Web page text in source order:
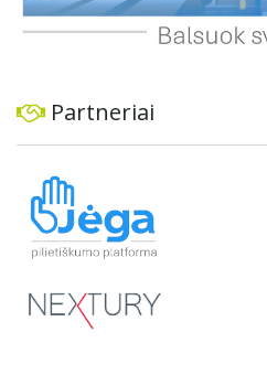
Partneriai